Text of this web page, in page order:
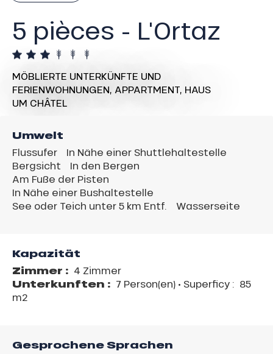
5 pièces - L'Ortaz
MÖBLIERTE UNTERKÜNFTE UND
FERIENWOHNUNGEN, APPARTMENT, HAUS
UM CHÂTEL
Umwelt
Flussufer
In Nähe einer Shuttlehaltestelle
Bergsicht
In den Bergen
Am Fuße der Pisten
In Nähe einer Bushaltestelle
See oder Teich unter 5 km Entf.
Wasserseite
Kapazität
Zimmer : 4 Zimmer
Unterkunften : 7 Person(en) • Superficy : 85
m2
Gesprochene Sprachen